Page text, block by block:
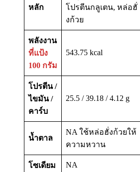
หลัก
โปรตีนกลูเตน, หล่อฮั่
งก้วย
พลังงาน
ที่แป้ง
100 กรัม
543.75 kcal
โปรตีน /
ไขมัน /
คาร์บ
25.5 / 39.18 / 4.12 g
น้ำตาล
NA ใช้หล่อฮั่งก้วยให้
ความหวาน
โซเดียม NA